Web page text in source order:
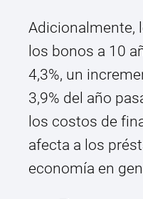
Adicionalmente,
los bonos a 10
4,3%, un
3,9% del año
los costos de
afecta a los
economía en